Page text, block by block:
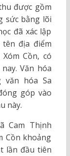
được gồm
sức bằng lõi
đã xác lập
địa điểm
Cồn, có
Văn hóa
văn hóa Sa
góp vào
này.
Cam Thịnh
Cồn khoảng
lần đầu tiên